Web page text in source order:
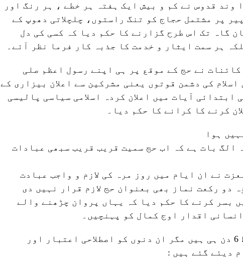
وند قدوس نے کم و بیش ایک ہفتہ ہر خطے ، ہر رنگ اور
پر مشتمل حجاج کو تنگ راستوں، چلچلاتی دھوپ کے
گاہ تک اس طرح گزارنے کا حکم دیا کہ کسی کی دل
ہر سمت ایثار و خدمت کا جذبہ کار فرما نظر آئے۔
نے حج کے موقع پر ہی اپنے رسول اعظم صلی
کی دشمن قوتوں یعنی مشرکین سے اعلان بیزاری کے
ابتدائی آیات میں اعلان کردہ اسلامی سیاسی پالیسی
کرنے کا کرانے کا حکم دیا۔
ہوا
الگ بات ہے کہ اب حج سمیت قریب قریب سبھی عبادات
نے ان ایام میں روز مرہ کی لازم و واجب عبادت
دو رکعت نماز بھی بعنوان حج لازم قرار نہیں دی
بسر کرنے کا حکم دیا کہ یہاں پروان چڑھنے والے
اقدار اوج کمال کو پہنچیں۔
اگرچہ حج کے عنوان سے یہ فقط 6 دن ہی ہیں مگر ان دنوں کو اصطلاحی اعتبار اور
دیئے گئے ہیں :